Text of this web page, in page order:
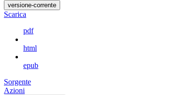
versione-corrente
Scarica
pdf
html
epub
Sorgente
Azioni